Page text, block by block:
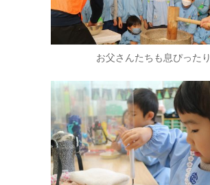
お父さんたちも息ぴったり